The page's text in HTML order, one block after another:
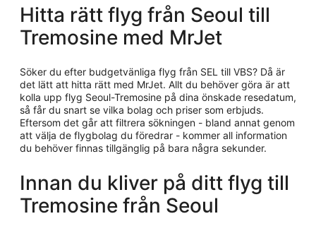
Hitta rätt flyg från Seoul till
Tremosine med MrJet
Söker du efter budgetvänliga flyg från SEL till VBS? Då är
det lätt att hitta rätt med MrJet. Allt du behöver göra är att
kolla upp flyg Seoul-Tremosine på dina önskade resedatum,
så får du snart se vilka bolag och priser som erbjuds.
Eftersom det går att filtrera sökningen - bland annat genom
att välja de flygbolag du föredrar - kommer all information
du behöver finnas tillgänglig på bara några sekunder.
Innan du kliver på ditt flyg till
Tremosine från Seoul